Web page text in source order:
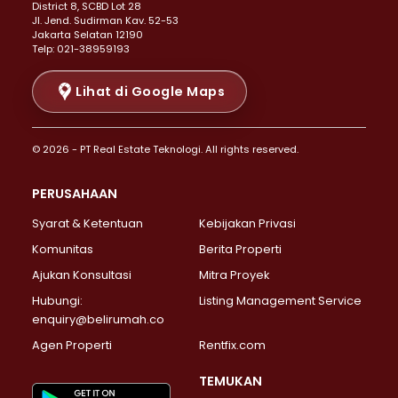
Properti Dijual di Senen >
Properti Dijual di Tanah Abang >
Properti Dijual di Cikini >
Properti Dijual di Kramat >
Properti Dijual di Pasar Baru >
Properti Dijual di Bendungan Hilir >
Properti Dijual di Jakarta Selatan >
Properti Dijual di Lebak Bulus >
Properti Dijual di Gandaria Selatan >
Properti Dijual di Pondok Labu >
Properti Dijual di Lenteng Agung >
Properti Dijual di Senayan >
Properti Dijual di Pondok Pinang >
Properti Dijual di Kebayoran Lama >
Properti Dijual di Kebayoran Baru >
District 8, SCBD Lot 28
JI. Jend. Sudirman Kav. 52-53
Jakarta Selatan 12190
Telp: 021-38959193
Lihat di Google Maps
© 2026 - PT Real Estate Teknologi. All rights reserved.
PERUSAHAAN
Syarat & Ketentuan
Kebijakan Privasi
Komunitas
Berita Properti
Ajukan Konsultasi
Mitra Proyek
Hubungi:
enquiry@belirumah.co
Listing Management Service
Agen Properti Rentfix.com
TEMUKAN